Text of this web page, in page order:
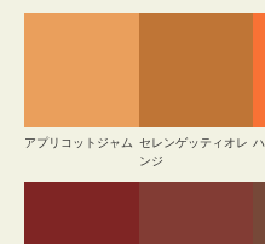
アプリコットジャム セレンゲッティオレ
ンジ